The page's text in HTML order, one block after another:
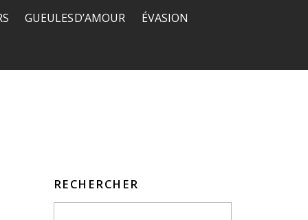
GUEULES D’AMOUR ÉVASION
RECHERCHER